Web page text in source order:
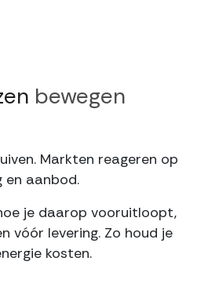
bewegen
Markten reageren op
en aanbod.
je daarop vooruitloopt,
vóór levering. Zo houd je
kosten.